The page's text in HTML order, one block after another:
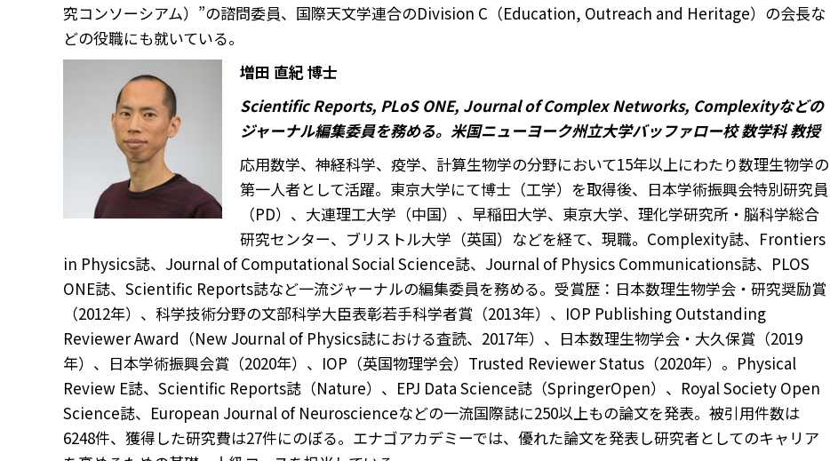
究コンソーシアム）”の諮問委員、国際天文学連合のDivision C（Education, Outreach and Heritage）の会長な
どの役職にも就いている。
増田 直紀 博士
Scientific Reports, PLoS ONE, Journal of Complex Networks, Complexityなどの
ジャーナル編集委員を務める。米国ニューヨーク州立大学バッファロー校 数学科 教授
応用数学、神経科学、疫学、計算生物学の分野において15年以上にわたり数理生物学の
第一人者として活躍。東京大学にて博士（工学）を取得後、日本学術振興会特別研究員
（PD）、大連理工大学（中国）、早稲田大学、東京大学、理化学研究所・脳科学総合
研究センター、ブリストル大学（英国）などを経て、現職。Complexity誌、Frontiers
in Physics誌、Journal of Computational Social Science誌、Journal of Physics Communications誌、PLOS
ONE誌、Scientific Reports誌など一流ジャーナルの編集委員を務める。受賞歴：日本数理生物学会・研究奨励賞
（2012年）、科学技術分野の文部科学大臣表彰若手科学者賞（2013年）、IOP Publishing Outstanding
Reviewer Award（New Journal of Physics誌における査読、2017年）、日本数理生物学会・大久保賞（2019
年）、日本学術振興会賞（2020年）、IOP（英国物理学会）Trusted Reviewer Status（2020年）。Physical
Review E誌、Scientific Reports誌（Nature）、EPJ Data Science誌（SpringerOpen）、Royal Society Open
Science誌、European Journal of Neuroscienceなどの一流国際誌に250以上もの論文を発表。被引用件数は
6248件、獲得した研究費は27件にのぼる。エナゴアカデミーでは、優れた論文を発表し研究者としてのキャリア